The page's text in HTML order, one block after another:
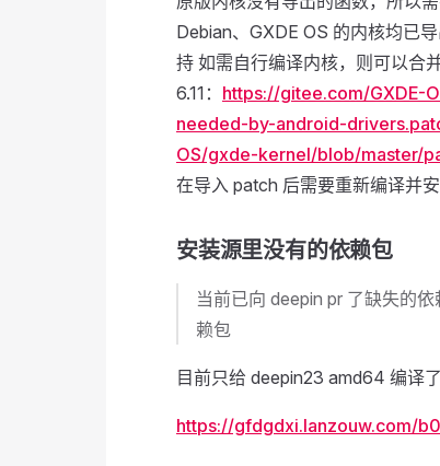
Debian、GXDE OS 的内核均已
持 如需自行编译内核，则可以合
6.11： https://gitee.com/GXDE-
needed-by-android-
OS/gxde-kernel/blob/master/
在导入 patch 后需要重新编译并
安装源里没有的依赖包
当前已向 deepin pr 了缺失的
赖包
目前只给 deepin23 amd64 编译
https://gfdgdxi.lanzouw.com/